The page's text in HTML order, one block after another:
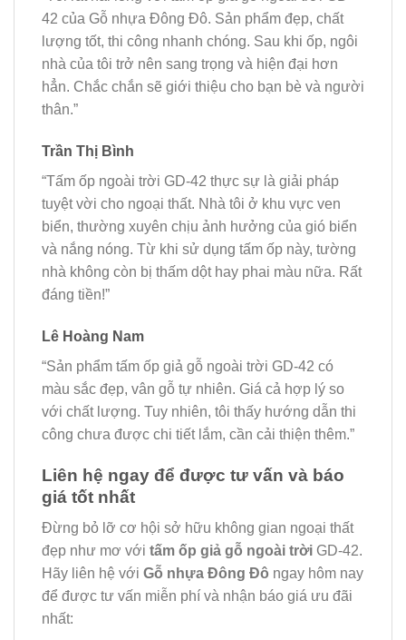
42 của Gỗ nhựa Đông Đô. Sản phẩm đẹp, chất
lượng tốt, thi công nhanh chóng. Sau khi ốp, ngôi
nhà của tôi trở nên sang trọng và hiện đại hơn
hẳn. Chắc chắn sẽ giới thiệu cho bạn bè và người
thân.”
Trần Thị Bình
“Tấm ốp ngoài trời GD-42 thực sự là giải pháp
tuyệt vời cho ngoại thất. Nhà tôi ở khu vực ven
biển, thường xuyên chịu ảnh hưởng của gió biển
và nắng nóng. Từ khi sử dụng tấm ốp này, tường
nhà không còn bị thấm dột hay phai màu nữa. Rất
đáng tiền!”
Lê Hoàng Nam
“Sản phẩm tấm ốp giả gỗ ngoài trời GD-42 có
màu sắc đẹp, vân gỗ tự nhiên. Giá cả hợp lý so
với chất lượng. Tuy nhiên, tôi thấy hướng dẫn thi
công chưa được chi tiết lắm, cần cải thiện thêm.”
Liên hệ ngay để được tư vấn và báo
giá tốt nhất
Đừng bỏ lỡ cơ hội sở hữu không gian ngoại thất
đẹp như mơ với tấm ốp giả gỗ ngoài trời GD-42.
Hãy liên hệ với Gỗ nhựa Đông Đô ngay hôm nay
để được tư vấn miễn phí và nhận báo giá ưu đãi
nhất: